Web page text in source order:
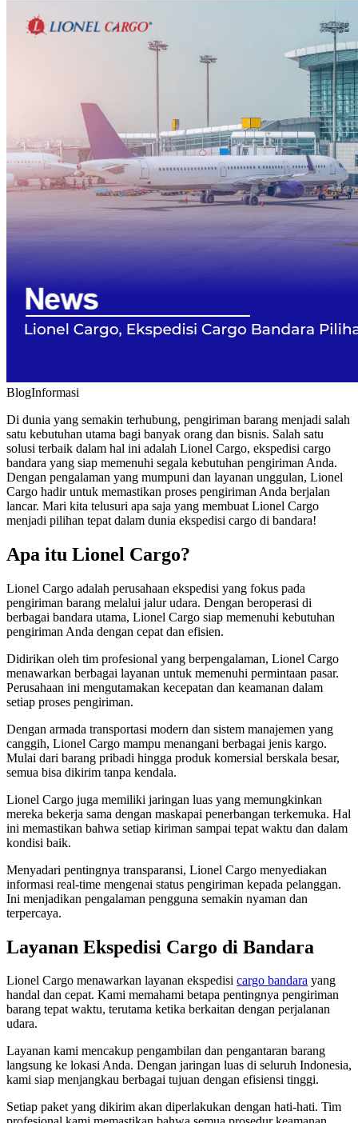
BlogInformasi
Di dunia yang semakin terhubung, pengiriman barang menjadi salah
satu kebutuhan utama bagi banyak orang dan bisnis. Salah satu
solusi terbaik dalam hal ini adalah Lionel Cargo, ekspedisi cargo
bandara yang siap memenuhi segala kebutuhan pengiriman Anda.
Dengan pengalaman yang mumpuni dan layanan unggulan, Lionel
Cargo hadir untuk memastikan proses pengiriman Anda berjalan
lancar. Mari kita telusuri apa saja yang membuat Lionel Cargo
menjadi pilihan tepat dalam dunia ekspedisi cargo di bandara!
Apa itu Lionel Cargo?
Lionel Cargo adalah perusahaan ekspedisi yang fokus pada
pengiriman barang melalui jalur udara. Dengan beroperasi di
berbagai bandara utama, Lionel Cargo siap memenuhi kebutuhan
pengiriman Anda dengan cepat dan efisien.
Didirikan oleh tim profesional yang berpengalaman, Lionel Cargo
menawarkan berbagai layanan untuk memenuhi permintaan pasar.
Perusahaan ini mengutamakan kecepatan dan keamanan dalam
setiap proses pengiriman.
Dengan armada transportasi modern dan sistem manajemen yang
canggih, Lionel Cargo mampu menangani berbagai jenis kargo.
Mulai dari barang pribadi hingga produk komersial berskala besar,
semua bisa dikirim tanpa kendala.
Lionel Cargo juga memiliki jaringan luas yang memungkinkan
mereka bekerja sama dengan maskapai penerbangan terkemuka. Hal
ini memastikan bahwa setiap kiriman sampai tepat waktu dan dalam
kondisi baik.
Menyadari pentingnya transparansi, Lionel Cargo menyediakan
informasi real-time mengenai status pengiriman kepada pelanggan.
Ini menjadikan pengalaman pengguna semakin nyaman dan
terpercaya.
Layanan Ekspedisi Cargo di Bandara
Lionel Cargo menawarkan layanan ekspedisi cargo bandara yang
handal dan cepat. Kami memahami betapa pentingnya pengiriman
barang tepat waktu, terutama ketika berkaitan dengan perjalanan
udara.
Layanan kami mencakup pengambilan dan pengantaran barang
langsung ke lokasi Anda. Dengan jaringan luas di seluruh Indonesia,
kami siap menjangkau berbagai tujuan dengan efisiensi tinggi.
Setiap paket yang dikirim akan diperlakukan dengan hati-hati. Tim